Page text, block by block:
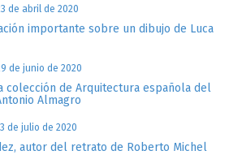
de abril de 2020
importante sobre un dibujo de Luca
de junio de 2020
colección de Arquitectura española del
Almagro
de julio de 2020
autor del retrato de Roberto Michel